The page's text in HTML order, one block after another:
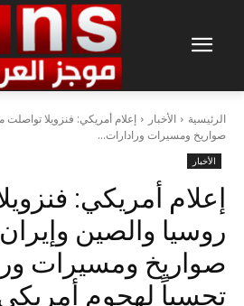
الرئيسية الأخبار
إعلام أمريكي: فنزويلا
صواريخ ومسيرات ورادارات...
الأخبار
إعلام أمريكي:
روسيا والصين
صواريخ ومسيرات
تحسباً لهجوم